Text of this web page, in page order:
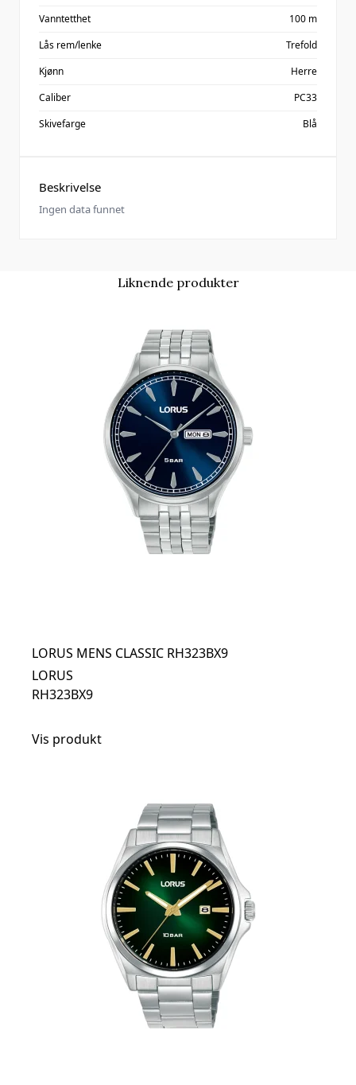
Beskrivelse
Ingen data funnet
Vanntetthet
100 m
Lås rem/lenke
Trefold
Kjønn
Herre
Caliber
PC33
Skivefarge
Blå
Liknende produkter
LORUS MENS CLASSIC RH323BX9
LORUS
RH323BX9
Vis produkt